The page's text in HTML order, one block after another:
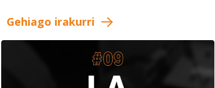
Gehiago irakurri